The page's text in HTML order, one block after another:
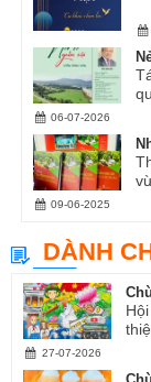
06-07-2026
09-06-2025
DÀNH
27-07-2026